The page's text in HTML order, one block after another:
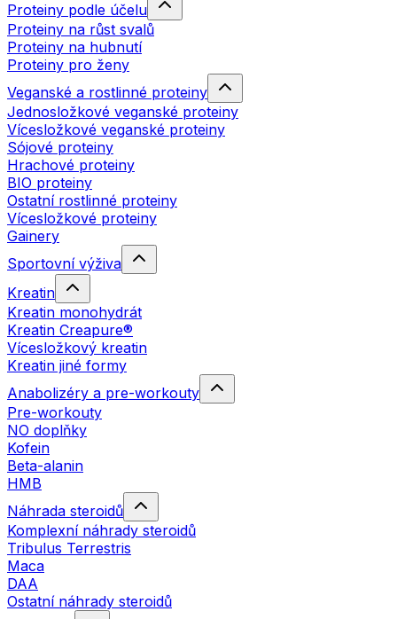
Proteiny podle účelu
Proteiny na růst svalů
Proteiny na hubnutí
Proteiny pro ženy
Veganské a rostlinné proteiny
Jednosložkové veganské proteiny
Vícesložkové veganské proteiny
Sójové proteiny
Hrachové proteiny
BIO proteiny
Ostatní rostlinné proteiny
Vícesložkové proteiny
Gainery
Sportovní výživa
Kreatin
Kreatin monohydrát
Kreatin Creapure®
Vícesložkový kreatin
Kreatin jiné formy
Anabolizéry a pre-workouty
Pre-workouty
NO doplňky
Kofein
Beta-alanin
HMB
Náhrada steroidů
Komplexní náhrady steroidů
Tribulus Terrestris
Maca
DAA
Ostatní náhrady steroidů